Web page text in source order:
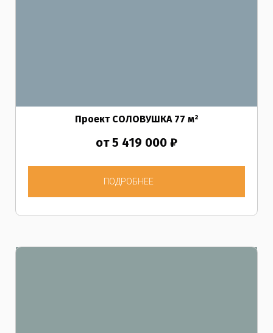
Проект СОЛОВУШКА77 м²
от 5 419 000 ₽
ПОДРОБНЕЕ